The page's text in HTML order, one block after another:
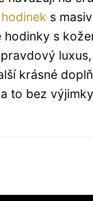
hodinek s
s
krásné
to bez